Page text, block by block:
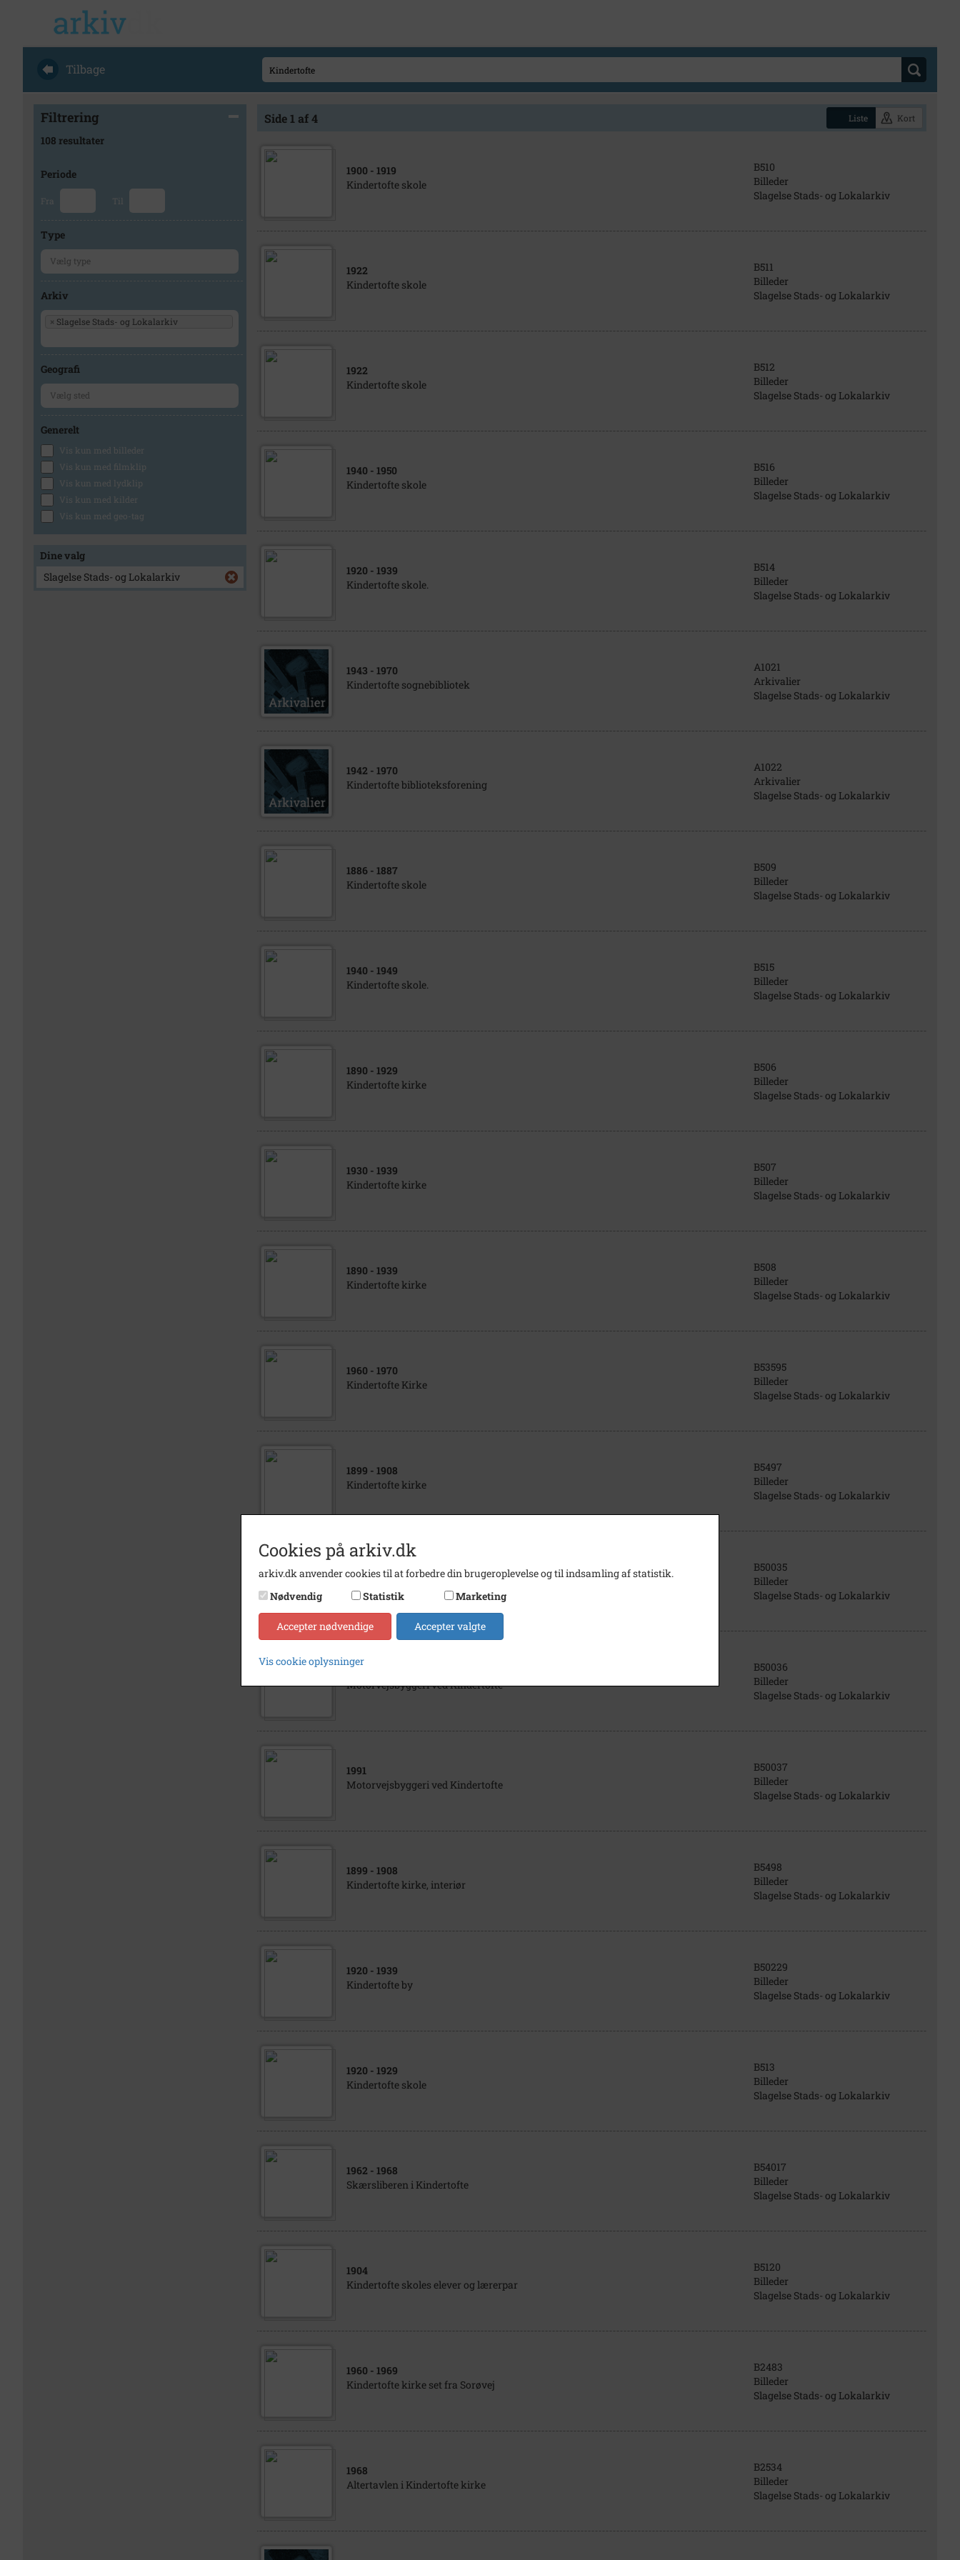
Tilbage
Filtrering
108 resultater
Periode
Fra Til
Type
Arkiv
× Slagelse Stads- og Lokalarkiv
Geografi
Generelt
Vis kun med billeder
Vis kun med filmklip
Vis kun med lydklip
Vis kun med kilder
Vis kun med geo-tag
Dine valg
Slagelse Stads- og Lokalarkiv
Side 1 af 4 Liste Kort
1900 - 1919
Kindertofte skole
B510
Billeder
Slagelse Stads- og Lokalarkiv
1922
Kindertofte skole
B511
Billeder
Slagelse Stads- og Lokalarkiv
1922
Kindertofte skole
B512
Billeder
Slagelse Stads- og Lokalarkiv
1940 - 1950
Kindertofte skole
B516
Billeder
Slagelse Stads- og Lokalarkiv
1920 - 1939
Kindertofte skole.
B514
Billeder
Slagelse Stads- og Lokalarkiv
1943 - 1970
Kindertofte sognebibliotek
A1021
Arkivalier
Slagelse Stads- og Lokalarkiv
1942 - 1970
Kindertofte biblioteksforening
A1022
Arkivalier
Slagelse Stads- og Lokalarkiv
1886 - 1887
Kindertofte skole
B509
Billeder
Slagelse Stads- og Lokalarkiv
1940 - 1949
Kindertofte skole.
B515
Billeder
Slagelse Stads- og Lokalarkiv
1890 - 1929
Kindertofte kirke
B506
Billeder
Slagelse Stads- og Lokalarkiv
1930 - 1939
Kindertofte kirke
B507
Billeder
Slagelse Stads- og Lokalarkiv
1890 - 1939
Kindertofte kirke
B508
Billeder
Slagelse Stads- og Lokalarkiv
1960 - 1970
Kindertofte Kirke
B53595
Billeder
Slagelse Stads- og Lokalarkiv
1899 - 1908
Kindertofte kirke
B5497
Billeder
Slagelse Stads- og Lokalarkiv
1991
B50035
Billeder
Slagelse Stads- og Lokalarkiv
1991
Motorvejsbyggeri ved Kindertofte
B50036
Billeder
Slagelse Stads- og Lokalarkiv
1991
Motorvejsbyggeri ved Kindertofte
B50037
Billeder
Slagelse Stads- og Lokalarkiv
1899 - 1908
Kindertofte kirke, interiør
B5498
Billeder
Slagelse Stads- og Lokalarkiv
1920 - 1939
Kindertofte by
B50229
Billeder
Slagelse Stads- og Lokalarkiv
1920 - 1929
Kindertofte skole
B513
Billeder
Slagelse Stads- og Lokalarkiv
1962 - 1968
Skærsliberen i Kindertofte
B54017
Billeder
Slagelse Stads- og Lokalarkiv
1904
Kindertofte skoles elever og lærerpar
B5120
Billeder
Slagelse Stads- og Lokalarkiv
1960 - 1969
Kindertofte kirke set fra Sorøvej
B2483
Billeder
Slagelse Stads- og Lokalarkiv
1968
Altertavlen i Kindertofte kirke
B2534
Billeder
Slagelse Stads- og Lokalarkiv
Cookies på arkiv.dk
arkiv.dk anvender cookies til at forbedre din brugeroplevelse og til indsamling af statistik.
Nødvendig
Statistik Marketing
Accepter nødvendige Accepter valgte
Vis cookie oplysninger